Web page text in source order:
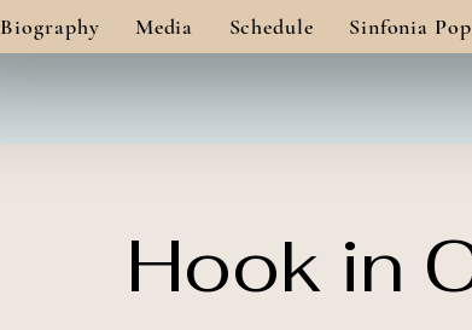
Biography Media Schedule Sinfonia
Hook in